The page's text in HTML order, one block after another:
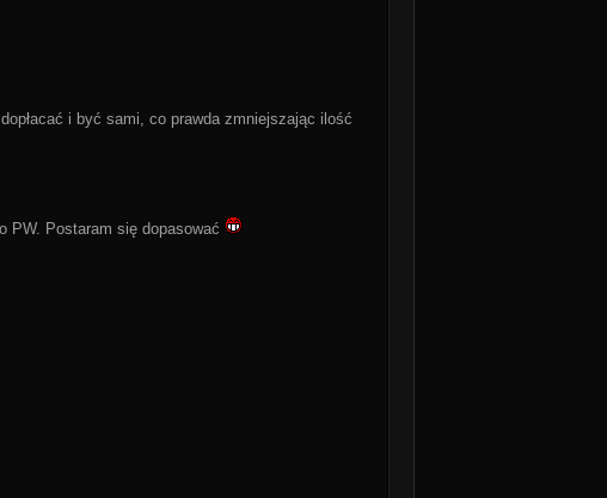
i być sami, co prawda zmniejszając ilość
PW. Postaram się dopasować